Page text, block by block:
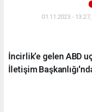
01.11.2023 -
İncirlik’e gelen ABD
İletişim